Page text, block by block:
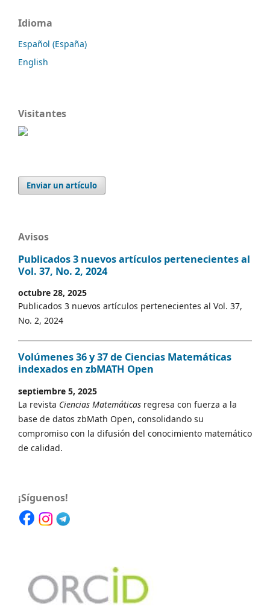
Idioma
Español (España)
English
Visitantes
Enviar un artículo
Avisos
Publicados 3 nuevos artículos pertenecientes al
Vol. 37, No. 2, 2024
octubre 28, 2025
Publicados 3 nuevos artículos pertenecientes al Vol. 37,
No. 2, 2024
Volúmenes 36 y 37 de Ciencias Matemáticas
indexados en zbMATH Open
septiembre 5, 2025
La revista Ciencias Matemáticas regresa con fuerza a la
base de datos zbMath Open, consolidando su
compromiso con la difusión del conocimiento matemático
de calidad.
¡Síguenos!